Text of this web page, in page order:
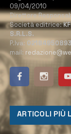
09/04/2010
Direttore
Società editrice:
S.R.L.S.
P.Iva: 02184950893
mail:
ARTICOLI PIÙ